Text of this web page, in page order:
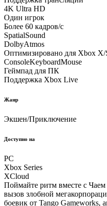
4K Ultra HD
Один игрок
Более 60 кадров/с
SpatialSound
DolbyAtmos
Оптимизировано для Xbox X/
ConsoleKeyboardMouse
Геймпад для ПК
Поддержка Xbox Live
Жанр
Экшен/Приключение
Доступно на
PC
Xbox Series
XCloud
Поймайте ритм вместе с
вызов злобной
боевик от Tango Gameworks,